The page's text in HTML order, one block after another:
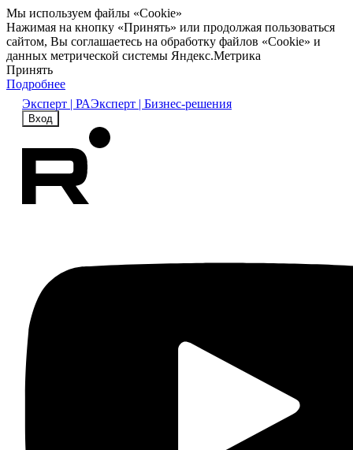
Мы используем файлы «Cookie»
Нажимая на кнопку «Принять» или продолжая пользоваться
сайтом, Вы соглашаетесь на обработку файлов «Cookie» и
данных метрической системы Яндекс.Метрика
Принять
Подробнее
Эксперт | РАЭксперт | Бизнес-решения
Вход